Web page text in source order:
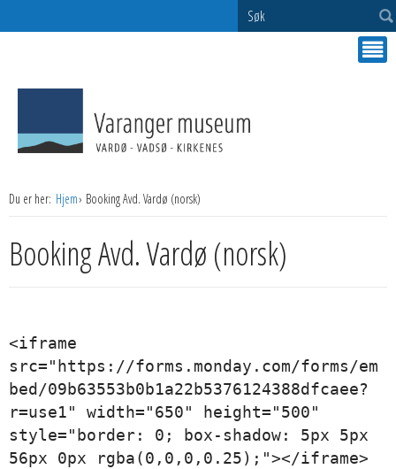
Søk
Du er her: Hjem Booking Avd. Vardø (norsk)
Booking Avd. Vardø (norsk)
<iframe
src="https://forms.monday.com/forms/em
bed/09b63553b0b1a22b5376124388dfcaee?
r=use1" width="650" height="500"
style="border: 0; box-shadow: 5px 5px
56px 0px rgba(0,0,0,0.25);"></iframe>